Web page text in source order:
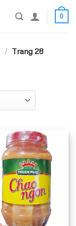
0
/ Trang 28